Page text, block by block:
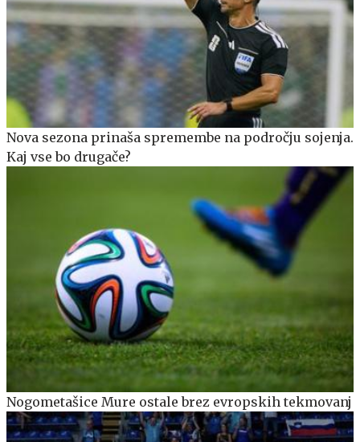
Nova sezona prinaša spremembe na področju sojenja.
Kaj vse bo drugače?
Nogometašice Mure ostale brez evropskih tekmovanj